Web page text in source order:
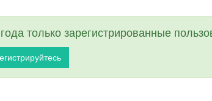
только зарегистрированные